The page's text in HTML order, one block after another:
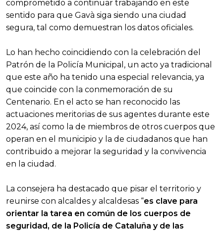
comprometido a continuar trabajando en este
sentido para que Gavà siga siendo una ciudad
segura, tal como demuestran los datos oficiales.
Lo han hecho coincidiendo con la celebración del
Patrón de la Policía Municipal, un acto ya tradicional
que este año ha tenido una especial relevancia, ya
que coincide con la conmemoración de su
Centenario. En el acto se han reconocido las
actuaciones meritorias de sus agentes durante este
2024, así como la de miembros de otros cuerpos que
operan en el municipio y la de ciudadanos que han
contribuido a mejorar la seguridad y la convivencia
en la ciudad.
La consejera ha destacado que pisar el territorio y
reunirse con alcaldes y alcaldesas “es clave para
orientar la tarea en común de los cuerpos de
seguridad, de la Policía de Cataluña y de las